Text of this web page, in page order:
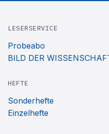
LESERSERVICE
Probeabo
BILD DER
HEFTE
Sonderhefte
Einzelhefte